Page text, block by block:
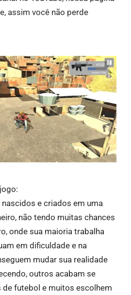
assim você não perde
e criados em uma
não tendo muitas chances
onde sua maioria trabalha
em dificuldade e na
mudar sua realidade
outros acabam se
futebol e muitos escolhem